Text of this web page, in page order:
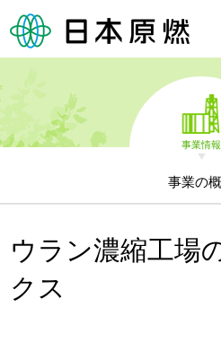
事業情報
事業の
ウラン濃縮工場
クス